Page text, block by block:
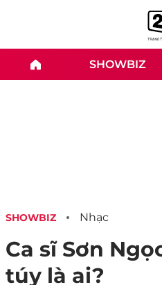
SHOWBIZ
SHOWBIZ Nhạc
Ca sĩ Sơn
túy là ai?